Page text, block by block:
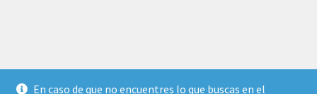
En caso de que no encuentres lo que buscas en el